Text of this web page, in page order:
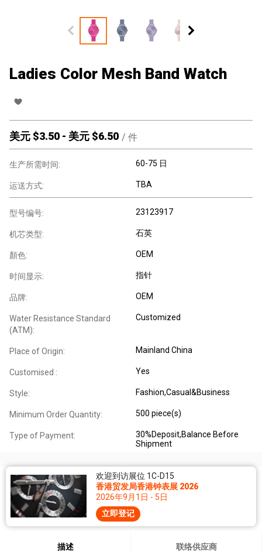
Ladies Color Mesh Band Watch
美元 $3.50 - 美元 $6.50 / 件
生产所需时间: 60-75 日
运送方式: TBA
型号编号: 23123917
机芯类型: 石英
顏色: OEM
时间显示: 指针
品牌: OEM
Water Resistance Standard
(ATM):
Customized
Place of Origin: Mainland China
Customised : Yes
Style: Fashion,Casual&Business
Minimum Order Quantity: 500 piece(s)
Type of Payment:
30%Deposit,Balance Before
Shipment
欢迎到访展位 1C-D15
香港贸发局香港钟表展 2026
2026年9月1日 - 5日
立即登记
描述 联络供应商